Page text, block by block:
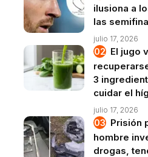
ilusiona a
las
julio 17, 2026
El jugo
3
cuidar el
julio 17, 2026
Prisión
hombre
drogas,